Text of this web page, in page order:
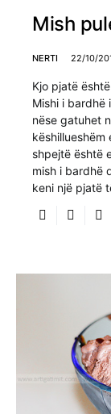
Mish
NERTI 22/10/
Kjo pjatë
Mishi i bardhë
nëse gatuhet
shpejtë është
mish i bardhë
keni një pjatë